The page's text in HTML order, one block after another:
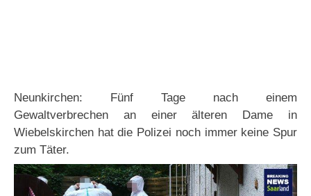
Neunkirchen: Fünf Tage nach einem
Gewaltverbrechen an einer älteren Dame in
Wiebelskirchen hat die Polizei noch immer keine Spur
zum Täter.